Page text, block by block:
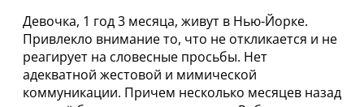
Девочка, 1 год 3 месяца, живут в Нью-Йорке.
Привлекло внимание то, что не откликается и не
реагирует на словесные просьбы. Нет
адекватной жестовой и мимической
коммуникации. Причем несколько месяцев назад